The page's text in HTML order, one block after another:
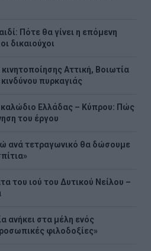
Πότε θα γίνει η επόμενη
δικαιούχοι
Αττική, Βοιωτία
πυρκαγιάς
καλώδιο Ελλάδας – Κύπρου: Πώς
του έργου
ανά τετραγωνικό θα δώσουμε
του ιού του Δυτικού Νείλου –
ανήκει στα μέλη ενός
φιλοδοξίες»